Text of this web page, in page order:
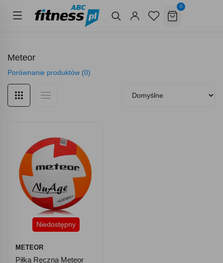
0
Meteor
Porównanie produktów (0)
Niedostępny
METEOR
Piłka Ręczna Meteor